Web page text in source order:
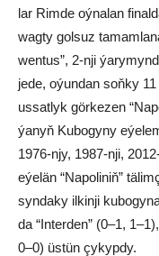
lar Rim­de oý­na­lan
wag­ty gol­suz
wen­tus”, 2-nji
je­de, oýun­dan soň­ky
us­sat­lyk gör­ke­zen
ýa­nyň Ku­bo­gy­ny
1976-njy, 1987-nji,
eýe­län “Na­po­li­niň”
syn­da­ky il­kin­ji
da “In­ter­den” (0–1,
0–0) üs­tün çy­kyp­dy.